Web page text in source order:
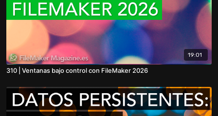
19:01
310 | Ventanas bajo control con FileMaker 2026